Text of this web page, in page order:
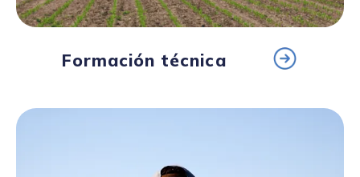
Formación técnica